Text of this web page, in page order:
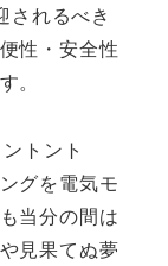
されるべき
性・安全性
。
トント
グを電気モ
当分の間は
見果てぬ夢